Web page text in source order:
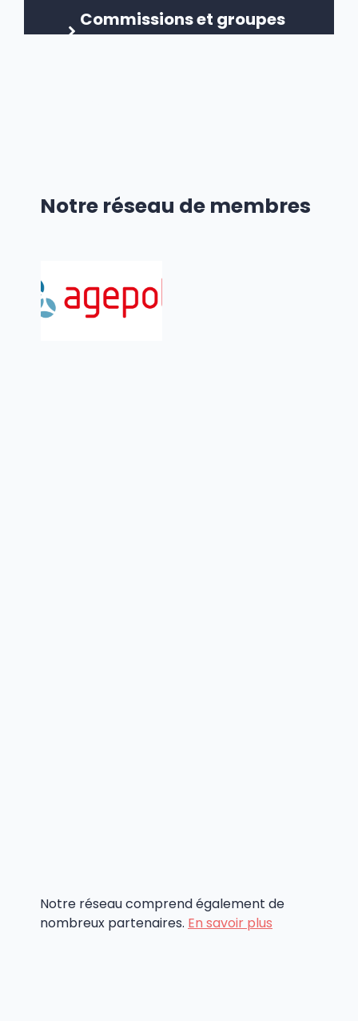
Commissions et groupes
Notre réseau de membres
Notre réseau comprend également de
nombreux partenaires. En savoir plus